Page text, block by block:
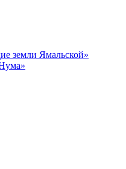
земли Ямальской»